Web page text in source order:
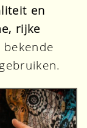
en
rijke